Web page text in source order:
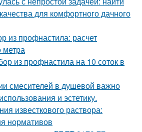
для комфортного дачного
из профнастила: расчет
метра
из профнастила на 10 соток в
смесителей в душевой важно
и эстетику.
известкового раствора:
нормативов